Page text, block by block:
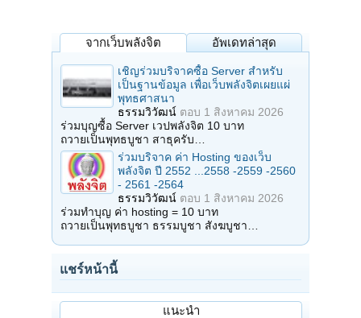
จากเว็บพลังจิต อัพเดทล่าสุด
เชิญร่วมบริจาคซื้อ Server สำหรับ
เป็นฐานข้อมูล เพื่อเว็บพลังจิตเผยแผ่
พุทธศาสนา
ธรรมวิวัฒน์ ตอบ 1 สิงหาคม 2026
ร่วมบุญซื้อ Server เวปพลังจิต 10 บาท
ถวายเป็นพุทธบูชา สาธุครับ…
ร่วมบริจาค ค่า Hosting ของเว็บ
พลังจิต ปี 2552 ...2558 -2559 -2560
- 2561 -2564
ธรรมวิวัฒน์ ตอบ 1 สิงหาคม 2026
ร่วมทำบุญ ค่า hosting = 10 บาท
ถวายเป็นพุทธบูชา ธรรมบูชา สังฆบูชา…
แชร์หน้านี้
แนะนำ